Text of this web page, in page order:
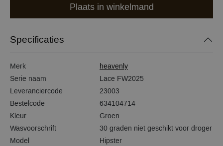
Plaats in winkelmand
Specificaties
Merk
heavenly
Serie naam
Lace FW2025
Leveranciercode
23003
Bestelcode
634104714
Kleur
Groen
Wasvoorschrift
30 graden niet geschikt voor droger
Model
Hipster